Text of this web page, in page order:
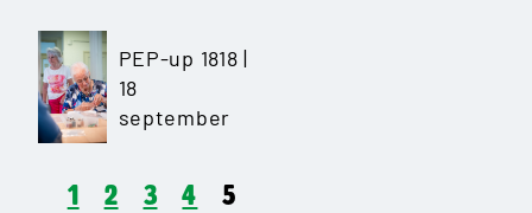
PEP-up 1818 |
18
september
1 2 3 4 5